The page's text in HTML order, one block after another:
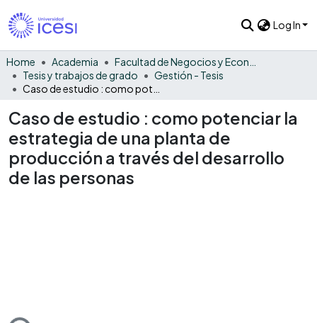
Log In
Home Academia
Tesis y trabajos de grado
Gestión - Tesis
Caso de estudio : como potenciar la
estrategia de una planta de
producción a través del desarrollo
de las personas